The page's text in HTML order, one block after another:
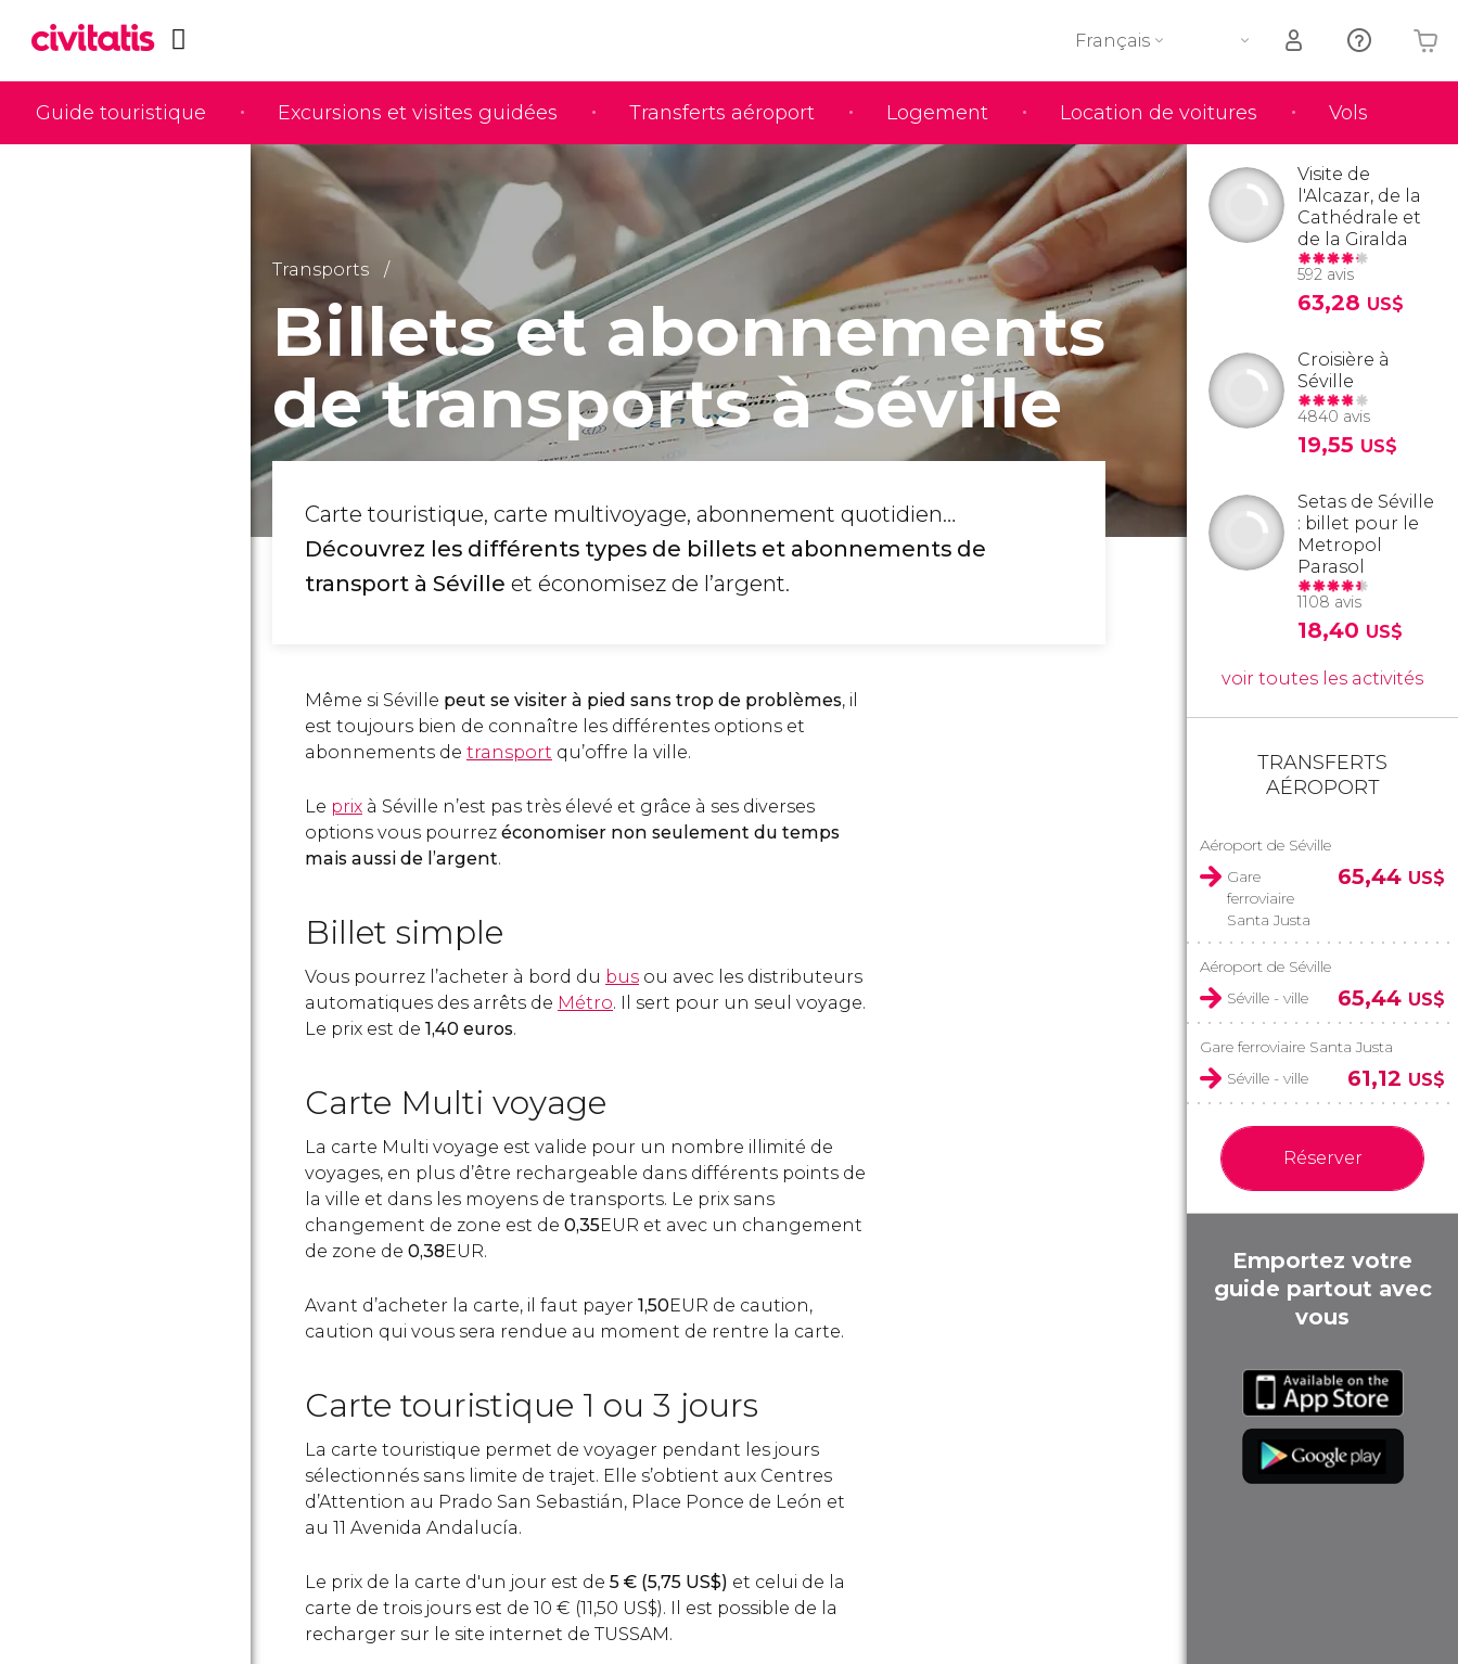
Guide touristique Excursions et visites guidées Transferts aéroport Logement Location de voitures Vols
Français
Votre panier est vide
Transports
Billets et abonnements
de transports à Séville
Carte touristique, carte multivoyage, abonnement quotidien…
Découvrez les différents types de billets et abonnements de
transport à Séville et économisez de l’argent.
Même si Séville peut se visiter à pied sans trop de problèmes, il
est toujours bien de connaître les différentes options et
abonnements de transport qu’offre la ville.
Le prix à Séville n’est pas très élevé et grâce à ses diverses
options vous pourrez économiser non seulement du temps
mais aussi de l’argent.
Billet simple
Vous pourrez l’acheter à bord du bus ou avec les distributeurs
automatiques des arrêts de Métro. Il sert pour un seul voyage.
Le prix est de 1,40 euros.
Carte Multi voyage
La carte Multi voyage est valide pour un nombre illimité de
voyages, en plus d’être rechargeable dans différents points de
la ville et dans les moyens de transports. Le prix sans
changement de zone est de 0,35EUR et avec un changement
de zone de 0,38EUR.
Avant d’acheter la carte, il faut payer 1,50EUR de caution,
caution qui vous sera rendue au moment de rentre la carte.
Carte touristique 1 ou 3 jours
La carte touristique permet de voyager pendant les jours
sélectionnés sans limite de trajet. Elle s’obtient aux Centres
d’Attention au Prado San Sebastián, Place Ponce de León et
au 11 Avenida Andalucía.
Le prix de la carte d'un jour est de 5 € (5,75 US$) et celui de la
carte de trois jours est de 10 € (11,50 US$). Il est possible de la
recharger sur le site internet de TUSSAM.
Visite de
l'Alcazar, de la
Cathédrale et
de la Giralda
592 avis
63,28 US$
Croisière à
Séville
4840 avis
19,55 US$
Setas de Séville
: billet pour le
Metropol
Parasol
1108 avis
18,40 US$
voir toutes les activités
TRANSFERTS
AÉROPORT
Aéroport de Séville
Gare
ferroviaire
Santa Justa
65,44 US$
Aéroport de Séville
Séville - ville
65,44 US$
Gare ferroviaire Santa Justa
Séville - ville
61,12 US$
Réserver
Emportez votre
guide partout avec
vous